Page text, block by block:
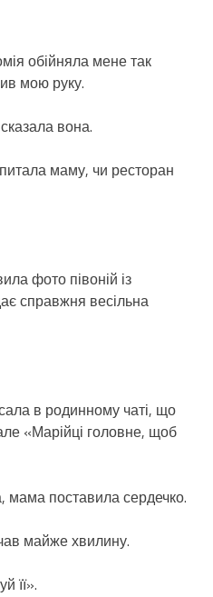
обійняла мене так
мою руку.
вона.
маму, чи ресторан
фото півоній із
справжня весільна
в родинному чаті, що
«Марійці головне, щоб
мама поставила сердечко.
майже хвилину.
її».